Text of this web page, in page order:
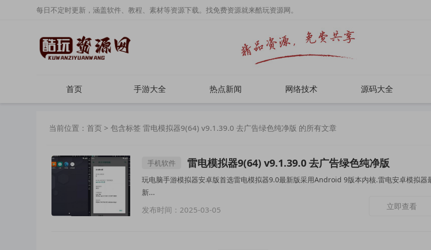
每日不定时更新，涵盖软件、教程、素材等资源下载。找免费资源就来酷玩资源网。
首页 手游大全 热点新闻 网络技术 源码大全
当前位置： 首页 > 包含标签 雷电模拟器9(64) v9.1.39.0 去广告绿色纯净版 的所有文章
手机软件 雷电模拟器9(64) v9.1.39.0 去广告绿色纯净版
玩电脑手游模拟器安卓版首选雷电模拟器9.0最新版采用Android 9版本内核.雷电安卓模拟器
新...
发布时间：2025-03-05 立即查看